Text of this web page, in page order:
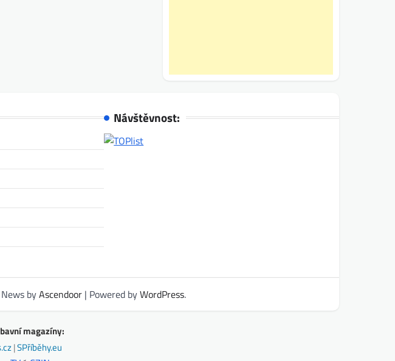
Návštěvnost:
byAscendoor| Powered byWordPress.
magazíny:
|SPříběhy.eu